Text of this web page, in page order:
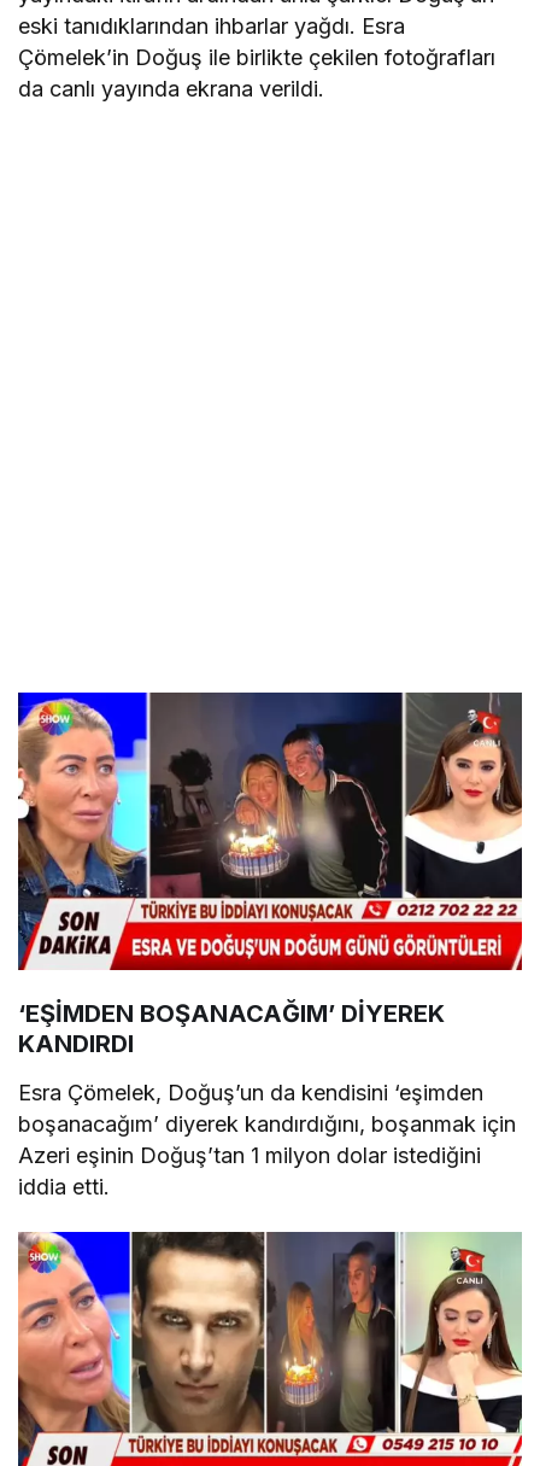
eski tanıdıklarından ihbarlar yağdı. Esra
Çömelek’in Doğuş ile birlikte çekilen fotoğrafları
da canlı yayında ekrana verildi.
‘EŞİMDEN BOŞANACAĞIM’ DİYEREK
KANDIRDI
Esra Çömelek, Doğuş’un da kendisini ‘eşimden
boşanacağım’ diyerek kandırdığını, boşanmak için
Azeri eşinin Doğuş’tan 1 milyon dolar istediğini
iddia etti.